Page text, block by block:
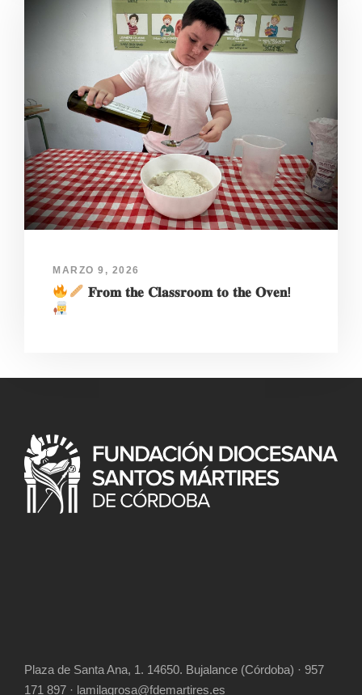
MARZO 9, 2026
𝐅𝐫𝐨𝐦 𝐭𝐡𝐞 𝐂𝐥𝐚𝐬𝐬𝐫𝐨𝐨𝐦 𝐭𝐨 𝐭𝐡𝐞 𝐎𝐯𝐞𝐧!
Plaza de Santa Ana, 1. 14650. Bujalance (Córdoba) · 957
171 897 · lamilagrosa@fdemartires.es